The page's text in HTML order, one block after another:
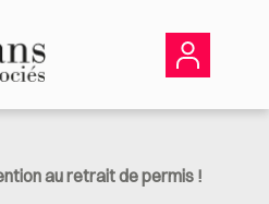
au retrait de permis !